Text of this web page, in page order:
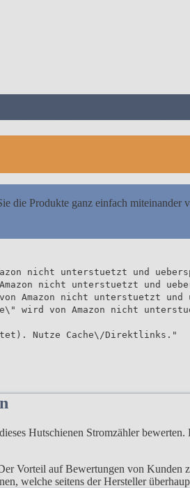
die Produkte ganz einfach miteinander
nicht unterstuetzt und
nicht unterstuetzt und
nicht unterstuetzt und
von Amazon nicht
Nutze Cache\/Direktlinks."
Hutschienen Stromzähler
Vorteil auf Bewertungen von Kunden
welche seitens der Hersteller